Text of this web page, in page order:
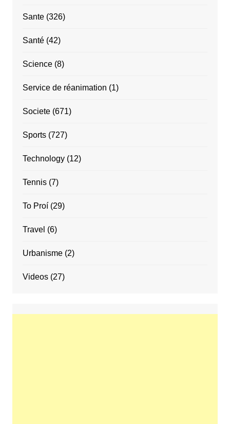
Sante(326)
Santé(42)
Science(8)
Service de réanimation (1)
Societe(671)
Sports(727)
Technology(12)
Tennis(7)
To Proí(29)
Travel (6)
Urbanisme(2)
Videos(27)